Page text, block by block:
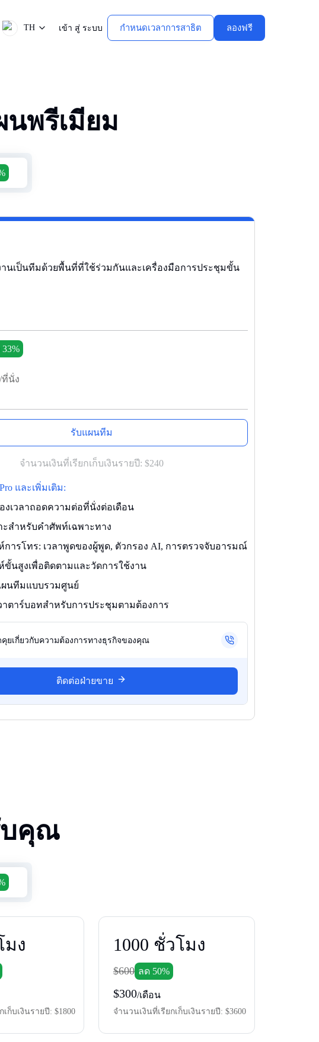
TH เข้า สู่ ระบบ กําหนดเวลาการสาธิต ลองฟรี
พรีเมียม
านเป็นทีมด้วยพื้นที่ที่ใช้ร่วมกันและเครื่องมือการประชุมขั้น
ที่นั่ง
รับแผนทีม
จํานวนเงินที่เรียกเก็บเงินรายปี: $240
และเพิ่มเติม:
งเวลาถอดความต่อที่นั่งต่อเดือน
สำหรับคำศัพท์เฉพาะทาง
การโทร: เวลาพูดของผู้พูด, ตัวกรอง AI, การตรวจจับอารมณ์
ขั้นสูงเพื่อติดตามและวัดการใช้งาน
ผนทีมแบบรวมศูนย์
าตาร์บอทสำหรับการประชุมตามต้องการ
คุยเกี่ยวกับความต้องการทางธุรกิจของคุณ
ติดต่อฝ่ายขาย
บคุณ
มง
เก็บเงินรายปี: $1800
1000 ชั่วโมง
$600 ลด 50%
$300/เดือน
จํานวนเงินที่เรียกเก็บเงินรายปี: $3600